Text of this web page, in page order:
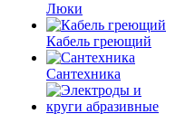
Люки
Кабель греющий
Сантехника